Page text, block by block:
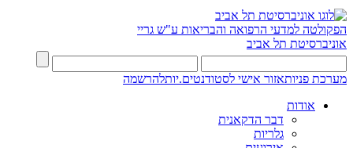
הפקולטה למדעי הרפואה והבריאות ע"ש גריי
אוניברסיטת תל אביב
מערכת פניותאזור אישי לסטודנטים.יותלהרשמה
אודות
דבר הדקאנית
גלריות